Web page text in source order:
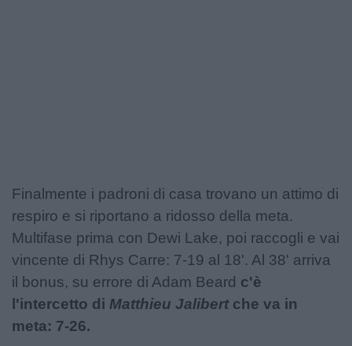
Finalmente i padroni di casa trovano un attimo di
respiro e si riportano a ridosso della meta.
Multifase prima con Dewi Lake, poi raccogli e vai
vincente di Rhys Carre: 7-19 al 18'. Al 38' arriva
il bonus, su errore di Adam Beard c'è
l'intercetto di Matthieu Jalibertche va in
meta: 7-26.